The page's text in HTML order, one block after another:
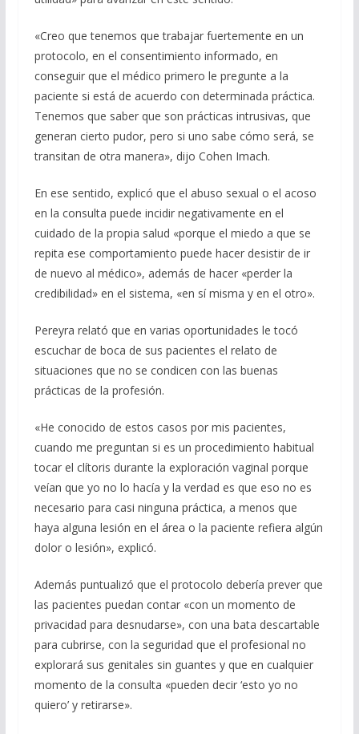
«Creo que tenemos que trabajar fuertemente en un
protocolo, en el consentimiento informado, en
conseguir que el médico primero le pregunte a la
paciente si está de acuerdo con determinada práctica.
Tenemos que saber que son prácticas intrusivas, que
generan cierto pudor, pero si uno sabe cómo será, se
transitan de otra manera», dijo Cohen Imach.
En ese sentido, explicó que el abuso sexual o el acoso
en la consulta puede incidir negativamente en el
cuidado de la propia salud «porque el miedo a que se
repita ese comportamiento puede hacer desistir de ir
de nuevo al médico», además de hacer «perder la
credibilidad» en el sistema, «en sí misma y en el otro».
Pereyra relató que en varias oportunidades le tocó
escuchar de boca de sus pacientes el relato de
situaciones que no se condicen con las buenas
prácticas de la profesión.
«He conocido de estos casos por mis pacientes,
cuando me preguntan si es un procedimiento habitual
tocar el clítoris durante la exploración vaginal porque
veían que yo no lo hacía y la verdad es que eso no es
necesario para casi ninguna práctica, a menos que
haya alguna lesión en el área o la paciente refiera algún
dolor o lesión», explicó.
Además puntualizó que el protocolo debería prever que
las pacientes puedan contar «con un momento de
privacidad para desnudarse», con una bata descartable
para cubrirse, con la seguridad que el profesional no
explorará sus genitales sin guantes y que en cualquier
momento de la consulta «pueden decir ‘esto yo no
quiero’ y retirarse».